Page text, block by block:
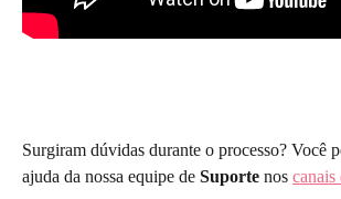
Surgiram dúvidas durante o processo? Você
ajuda da nossa equipe de Suporte nos